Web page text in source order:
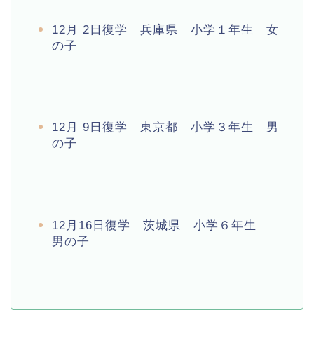
12月 2日復学 兵庫県 小学１年生 女
の子
12月 9日復学 東京都 小学３年生 男
の子
12月16日復学 茨城県 小学６年生
男の子